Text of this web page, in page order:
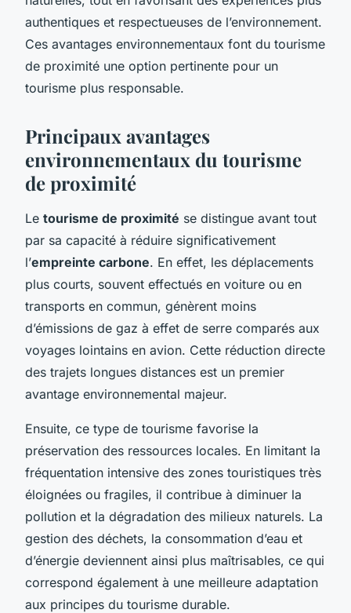
authentiques et respectueuses de l’environnement.
Ces avantages environnementaux font du tourisme
de proximité une option pertinente pour un
tourisme plus responsable.
Principaux avantages
environnementaux du tourisme
de proximité
Le tourisme de proximité se distingue avant tout
par sa capacité à réduire significativement
l’empreinte carbone. En effet, les déplacements
plus courts, souvent effectués en voiture ou en
transports en commun, génèrent moins
d’émissions de gaz à effet de serre comparés aux
voyages lointains en avion. Cette réduction directe
des trajets longues distances est un premier
avantage environnemental majeur.
Ensuite, ce type de tourisme favorise la
préservation des ressources locales. En limitant la
fréquentation intensive des zones touristiques très
éloignées ou fragiles, il contribue à diminuer la
pollution et la dégradation des milieux naturels. La
gestion des déchets, la consommation d’eau et
d’énergie deviennent ainsi plus maîtrisables, ce qui
correspond également à une meilleure adaptation
aux principes du tourisme durable.